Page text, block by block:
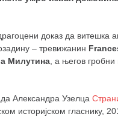
доказ да витешка
– тревижанин
Милутина, а његов гробни
Александра Узелца
историјском гласнику,